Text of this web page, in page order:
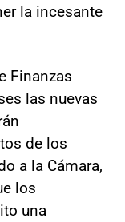
la incesante
Finanzas
las nuevas
de los
a la Cámara,
los
una